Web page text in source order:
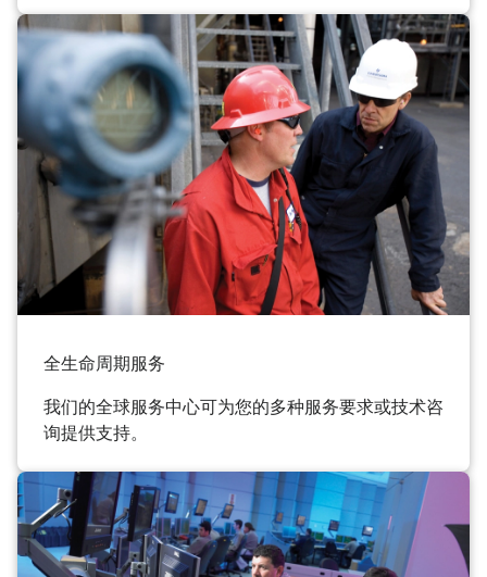
全生命周期服务
我们的全球服务中心可为您的多种服务要求或技术咨
询提供支持。